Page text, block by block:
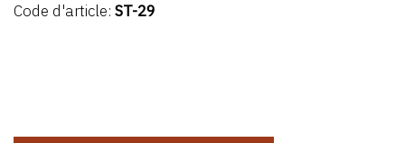
Code d'article: ST-29